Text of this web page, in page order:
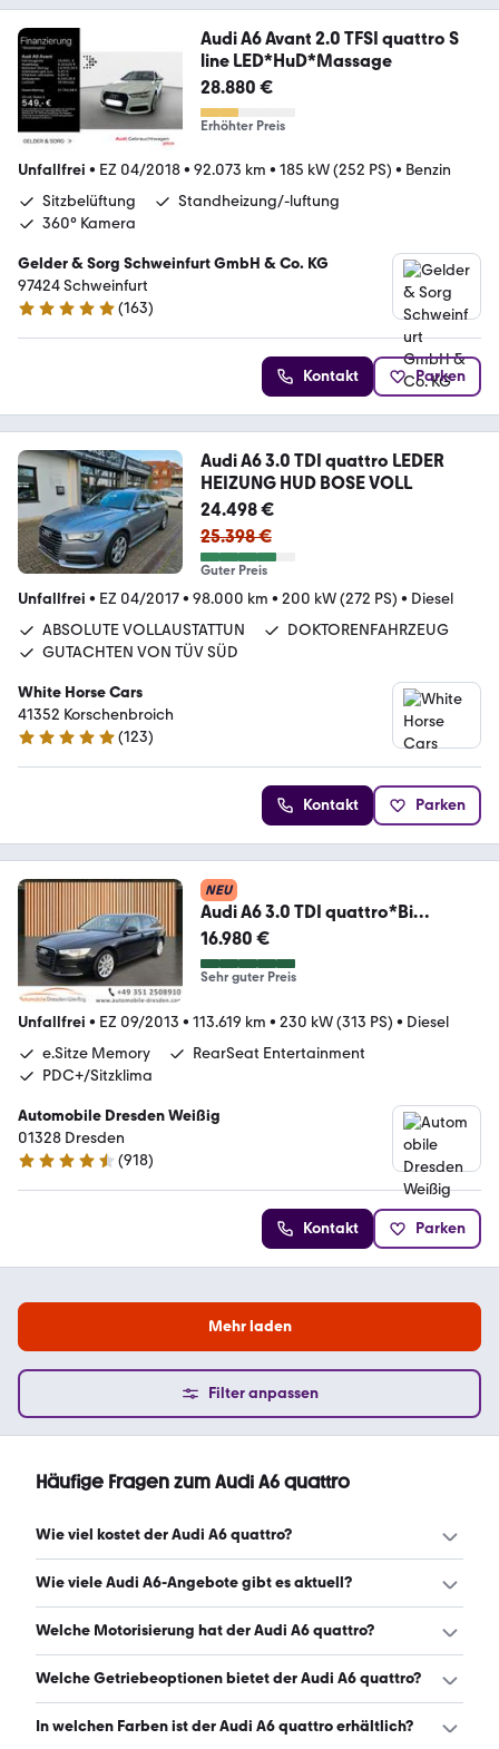
Audi A6 Avant 2.0 TFSI quattro S
line LED*HuD*Massage
28.880 €
Erhöhter Preis
Unfallfrei • EZ 04/2018• 92.073 km • 185 kW (252 PS) • Benzin
Sitzbelüftung
Standheizung/-luftung
360° Kamera
Gelder & Sorg Schweinfurt GmbH & Co. KG
97424 Schweinfurt
4.8 Sterne
(163)
Kontakt Parken
Audi A6 3.0 TDI quattro LEDER
HEIZUNG HUD BOSE VOLL
24.498 €
25.398 €
Guter Preis
Unfallfrei • EZ 04/2017• 98.000 km • 200 kW (272 PS) • Diesel
ABSOLUTE VOLLAUSTATTUN
DOKTORENFAHRZEUG
GUTACHTEN VON TÜV SÜD
White Horse Cars
41352 Korschenbroich
5 Sterne
(123)
Kontakt Parken
NEU
Audi A6 3.0 TDI quattro*Bi
Xenon*Leder*Navi Plus*
16.980 €
Sehr guter Preis
Unfallfrei • EZ 09/2013 • 113.619 km • 230 kW (313 PS) • Diesel
e.Sitze Memory
RearSeat Entertainment
PDC+/Sitzklima
Automobile Dresden Weißig
01328 Dresden
4.4 Sterne
(918)
Kontakt Parken
Mehr laden
Filter anpassen
Häufige Fragen zum Audi A6 quattro
Wie viel kostet der Audi A6 quattro?
Ein guter Preis für einen Audi A6 quattro liegt zwischen
€ monatlich. (Stand: 7.8.2026)
Wie viele Audi A6-Angebote gibt es aktuell?
Es gibt insgesamt 7.377 Audi A6 bei mobile.de, davon
Welche Motorisierung hat der Audi A6 quattro?
Der Audi A6 quattro hat Leistungen zwischen 194 und 367
Welche Getriebeoptionen bietet der Audi A6 quattro?
Der Audi A6 quattro ist mit automatischem, manuellem
In welchen Farben ist der Audi A6 quattro erhältlich?